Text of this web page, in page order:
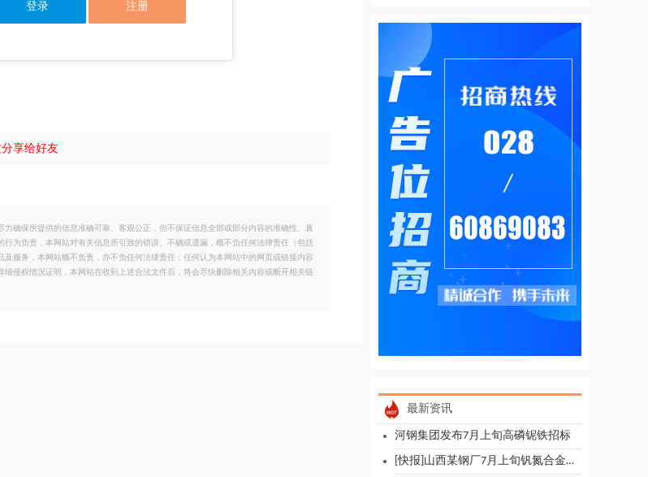
登录 注册
享给好友
确保所提供的信息准确可靠、客观公正，但不保证信息全部或部分内容的准确性、真
为负责，本网站对有关信息所引致的错误、不确或遗漏，概不负任何法律责任（包括
服务，本网站概不负责，亦不负任何法律责任；任何认为本网站中的网页或链接内容
侵权情况证明，本网站在收到上述合法文件后，将会尽快删除相关内容或断开相关链
最新资讯
河钢集团发布7月上旬高磷铌铁招标
[快报]山西某钢厂7月上旬钒氮合金竞标价格